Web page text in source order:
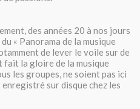
des années 20 à nos jours
« Panorama de la musique
de lever le voile sur de
fait la gloire de la musique
les groupes, ne soient pas ici
sur disque chez les